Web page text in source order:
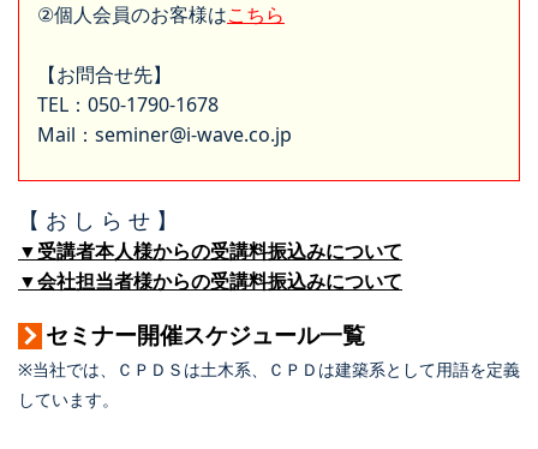
②個人会員のお客様はこちら
【お問合せ先】
TEL：050-1790-1678
Mail：seminer@i-wave.co.jp
【 お し ら せ 】
▼受講者本人様からの受講料振込みについて
▼会社担当者様からの受講料振込みについて
セミナー開催スケジュール一覧
※当社では、ＣＰＤＳは土木系、ＣＰＤは建築系として用語を定義
しています。